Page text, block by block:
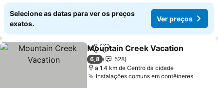
Selecione as datas para ver os preços
exatos.
Ver preços
PartilharAdicionar aos favoritos
Mountain Creek Vacation
6,8
528
a 1.4 km de Centro da cidade
Instalações comuns em contêineresVer